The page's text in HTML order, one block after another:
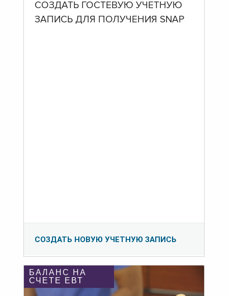
СОЗДАТЬ ГОСТЕВУЮ УЧЕТНУЮ
ЗАПИСЬ ДЛЯ ПОЛУЧЕНИЯ SNAP
СОЗДАТЬ НОВУЮ УЧЕТНУЮ ЗАПИСЬ
БАЛАНС НА
СЧЕТЕ ЕВТ